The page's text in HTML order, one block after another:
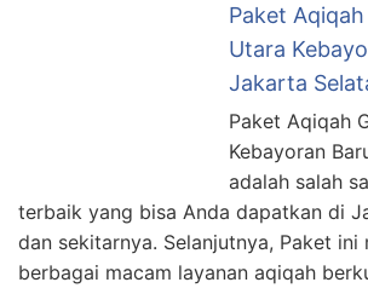
Paket
Utara
Jakarta
Paket Aqiqah
Kebayoran
adalah salah
terbaik yang bisa Anda dapatkan di
dan sekitarnya. Selanjutnya, Paket ini
berbagai macam layanan aqiqah